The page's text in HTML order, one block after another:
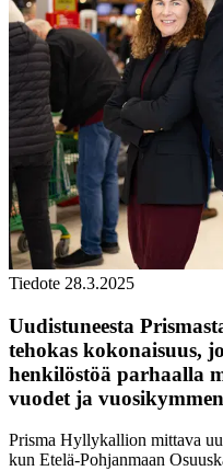
Tiedote 28.3.2025
Uudistuneesta
tehokas kokonaisuus,
henkilöstöä parhaalla
vuodet ja
Prisma Hyllykallion mittava
kun Etelä-Pohjanmaan